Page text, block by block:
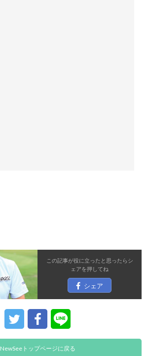
この記事が役に立ったと思ったらシ
ェアを押してね
シェア
NewSeeトップページに戻る